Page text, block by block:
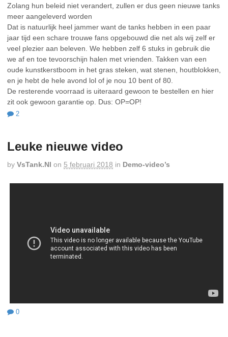
Zolang hun beleid niet verandert, zullen er dus geen nieuwe tanks
meer aangeleverd worden
Dat is natuurlijk heel jammer want de tanks hebben in een paar
jaar tijd een schare trouwe fans opgebouwd die net als wij zelf er
veel plezier aan beleven. We hebben zelf 6 stuks in gebruik die
we af en toe tevoorschijn halen met vrienden. Takken van een
oude kunstkerstboom in het gras steken, wat stenen, houtblokken,
en je hebt de hele avond lol of je nou 10 bent of 80.
De resterende voorraad is uiteraard gewoon te bestellen en hier
zit ook gewoon garantie op. Dus: OP=OP!
2
Leuke nieuwe video
by VsTank.nl on 5 februari 2018 in Demo-video’s
0